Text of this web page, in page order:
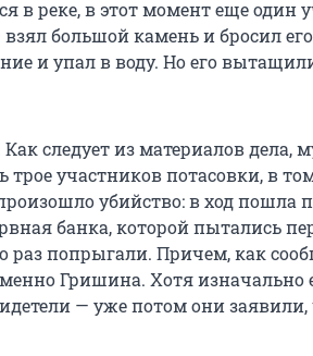
реке, в этот момент еще один
большой камень и бросил
и упал в воду. Но его
следует из материалов дела,
трое участников потасовки, в
убийство: в ход пошла
банка, которой пытались
раз попрыгали. Причем, как
Гришина. Хотя изначально
— уже потом они заявили,